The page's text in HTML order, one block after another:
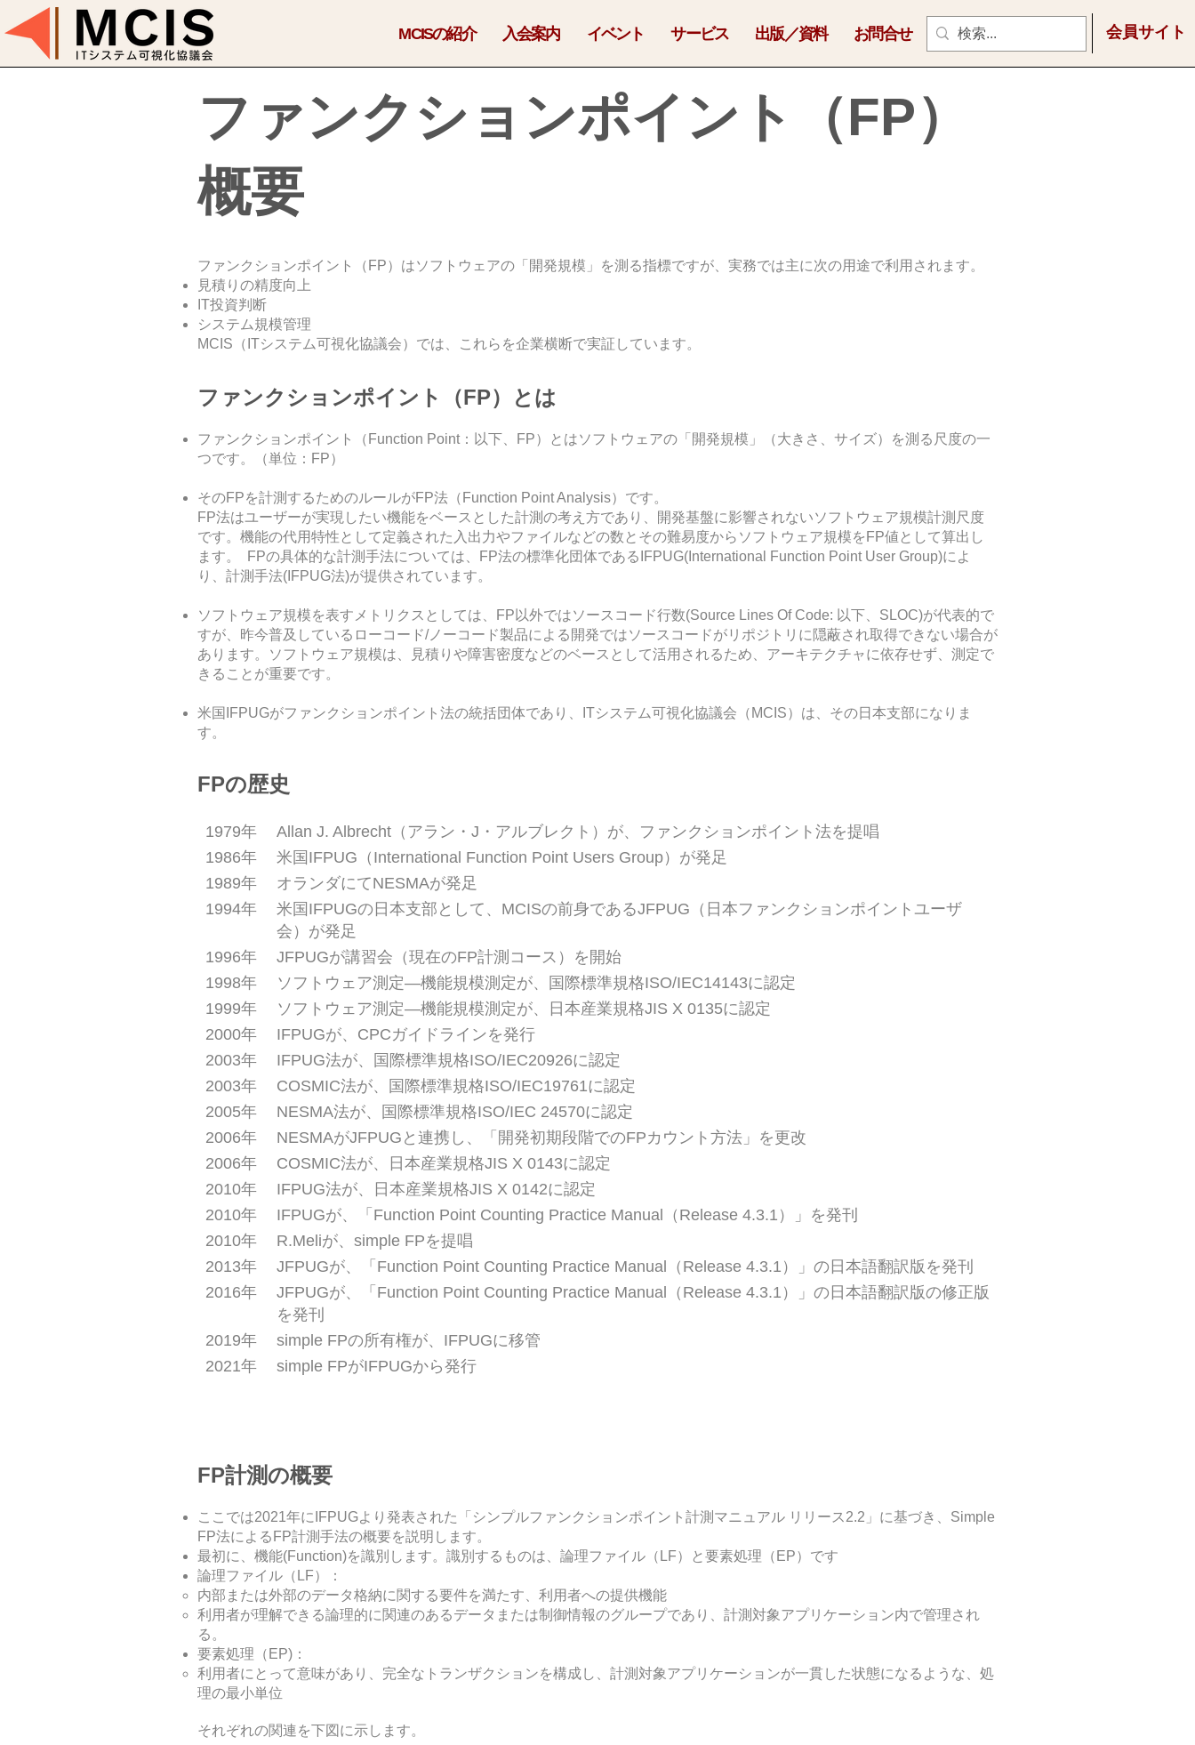
MCISの紹介 入会案内 イベント サービス 出版／資料 お問合せ 会員サイト
それぞれの関連を下図に示します。
ここでは2021年にIFPUGより発表された「シンプルファンクションポイント計測マニュアル リリース2.2」に基づき、Simple
FP法によるFP計測手法の概要を説明します。
最初に、機能(Function)を識別します。識別するものは、論理ファイル（LF）と要素処理（EP）です
論理ファイル（LF）：
内部または外部のデータ格納に関する要件を満たす、利用者への提供機能
利用者が理解できる論理的に関連のあるデータまたは制御情報のグループであり、計測対象アプリケーション内で管理され
る。
要素処理（EP)：
利用者にとって意味があり、完全なトランザクションを構成し、計測対象アプリケーションが一貫した状態になるような、処
理の最小単位
FP計測の概要
1979年
Allan J. Albrecht（アラン・J・アルブレクト）が、ファンクションポイント法を提唱
1986年
米国IFPUG（International Function Point Users Group）が発足
1989年
オランダにてNESMAが発足
1994年
米国IFPUGの日本支部として、MCISの前身であるJFPUG（日本ファンクションポイントユーザ
会）が発足
1996年
JFPUGが講習会（現在のFP計測コース）を開始
1998年
ソフトウェア測定―機能規模測定が、国際標準規格ISO/IEC14143に認定
1999年
ソフトウェア測定―機能規模測定が、日本産業規格JIS X 0135に認定
2000年
IFPUGが、CPCガイドラインを発行
2003年
IFPUG法が、国際標準規格ISO/IEC20926に認定
2003年
COSMIC法が、国際標準規格ISO/IEC19761に認定
2005年
NESMA法が、国際標準規格ISO/IEC 24570に認定
2006年
NESMAがJFPUGと連携し、「開発初期段階でのFPカウント方法」を更改
2006年
COSMIC法が、日本産業規格JIS X 0143に認定
2010年
IFPUG法が、日本産業規格JIS X 0142に認定
2010年
IFPUGが、「Function Point Counting Practice Manual（Release 4.3.1）」を発刊
2010年
R.Meliが、simple FPを提唱
2013年
JFPUGが、「Function Point Counting Practice Manual（Release 4.3.1）」の日本語翻訳版を発刊
2016年
JFPUGが、「Function Point Counting Practice Manual（Release 4.3.1）」の日本語翻訳版の修正版
を発刊
2019年
simple FPの所有権が、IFPUGに移管
2021年
simple FPがIFPUGから発行
FPの歴史
ファンクションポイント（Function Point：以下、FP）とはソフトウェアの「開発規模」（大きさ、サイズ）を測る尺度の一
つです。（単位：FP）
そのFPを計測するためのルールがFP法（Function Point Analysis）です。
FP法はユーザーが実現したい機能をベースとした計測の考え方であり、開発基盤に影響されないソフトウェア規模計測尺度
です。機能の代用特性として定義された入出力やファイルなどの数とその難易度からソフトウェア規模をFP値として算出し
ます。 FPの具体的な計測手法については、FP法の標準化団体であるIFPUG(International Function Point User Group)によ
り、計測手法(IFPUG法)が提供されています。
ソフトウェア規模を表すメトリクスとしては、FP以外ではソースコード行数(Source Lines Of Code: 以下、SLOC)が代表的で
すが、昨今普及しているローコード/ノーコード製品による開発ではソースコードがリポジトリに隠蔽され取得できない場合が
あります。ソフトウェア規模は、見積りや障害密度などのベースとして活用されるため、アーキテクチャに依存せず、測定で
きることが重要です。
米国IFPUGがファンクションポイント法の統括団体であり、ITシステム可視化協議会（MCIS）は、その日本支部になりま
す。
ファンクションポイント（FP）とは
ファンクションポイント（FP）はソフトウェアの「開発規模」を測る指標ですが、実務では主に次の用途で利用されます。
見積りの精度向上
IT投資判断
システム規模管理
MCIS（ITシステム可視化協議会）では、これらを企業横断で実証しています。
ファンクションポイント（FP）
概要